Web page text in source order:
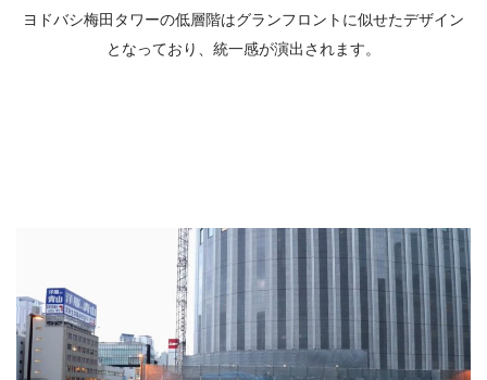
ヨドバシ梅田タワーの低層階はグランフロントに似せたデザイン
となっており、統一感が演出されます。